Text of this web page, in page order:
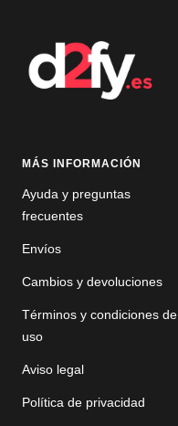
MÁS INFORMACIÓN
Ayuda y preguntas
frecuentes
Envíos
Cambios y devoluciones
Términos y condiciones de
uso
Aviso legal
Política de privacidad